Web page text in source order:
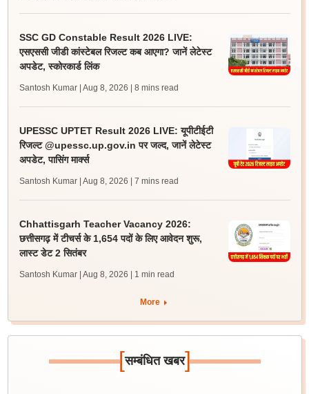
SSC GD Constable Result 2026 LIVE:
एसएससी जीडी कांस्टेबल रिजल्ट कब आएगा? जानें लेटेस्ट
अपडेट, स्कोरकार्ड लिंक
Santosh Kumar | Aug 8, 2026 | 8 mins read
UPESSC UPTET Result 2026 LIVE: यूपीटीईटी
रिजल्ट @upessc.up.gov.in पर जल्द, जानें लेटेस्ट
अपडेट, पासिंग मार्क्स
Santosh Kumar | Aug 8, 2026 | 7 mins read
Chhattisgarh Teacher Vacancy 2026:
छत्तीसगढ़ में टीचर्स के 1,654 पदों के लिए आवेदन शुरू,
लास्ट डेट 2 सितंबर
Santosh Kumar | Aug 8, 2026 | 1 min read
More
[सम्बंधित खबर]